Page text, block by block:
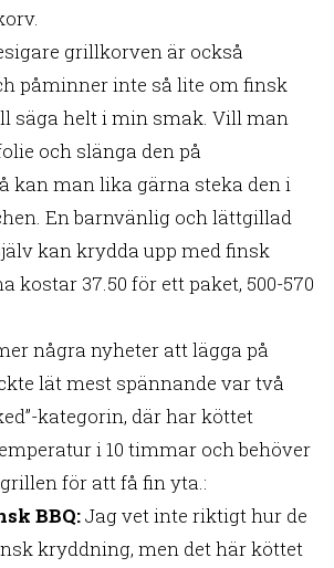
grillkorven är också
påminner inte så lite om finsk
säga helt i min smak. Vill man
och slänga den på
kan man lika gärna steka den i
En barnvänlig och lättgillad
kan krydda upp med finsk
kostar 37.50 för ett paket, 500-570
några nyheter att lägga på
lät mest spännande var två
kategorin, där har köttet
i 10 timmar och behöver
för att få fin yta.:
BBQ:Jag vet inte riktigt hur de
kryddning, men det här köttet